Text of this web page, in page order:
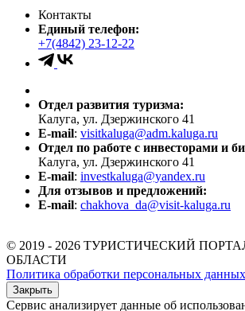
Контакты
Единый телефон:
+7(4842) 23-12-22
Отдел развития туризма:
Калуга, ул. Дзержинского 41
E-mail: visitkaluga@adm.kaluga.ru
Отдел по работе с инвесторами и
Калуга, ул. Дзержинского 41
E-mail: investkaluga@yandex.ru
Для отзывов и предложений:
E-mail: chakhova_da@visit-kaluga.ru
© 2019 - 2026 ТУРИСТИЧЕСКИЙ
ОБЛАСТИ
Политика обработки персональных данных
Закрыть
Сервис анализирует данные об